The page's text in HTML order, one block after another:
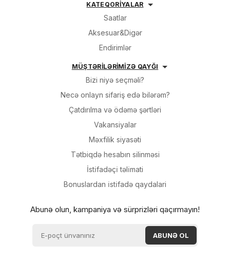
KATEQORİYALAR
Saatlar
Aksesuar&Digər
Endirimlər
MÜŞTƏRİLƏRİMİZƏ QAYĞI
Bizi niyə seçməli?
Necə onlayn sifariş edə bilərəm?
Çatdırılma və ödəmə şərtləri
Vakansiyalar
Məxfilik siyasəti
Tətbiqdə hesabın silinməsi
İsti̇fadəçi̇ təli̇mati
Bonuslardan i̇sti̇fadə qaydalari
Abunə olun, kampaniya və sürprizləri qaçırmayın!